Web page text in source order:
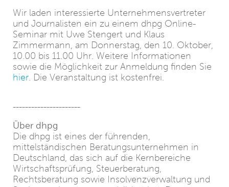
Wir laden interessierte Unternehmensvertreter
und Journalisten ein zu einem dhpg Online-
Seminar mit Uwe Stengert und Klaus
Zimmermann, am Donnerstag, den 10. Oktober,
10.00 bis 11.00 Uhr. Weitere Informationen
sowie die Möglichkeit zur Anmeldung finden Sie
hier. Die Veranstaltung ist kostenfrei.
----------------------
Über dhpg
Die dhpg ist eines der führenden,
mittelständischen Beratungsunternehmen in
Deutschland, das sich auf die Kernbereiche
Wirtschaftsprüfung, Steuerberatung,
Rechtsberatung sowie Insolvenzverwaltung und